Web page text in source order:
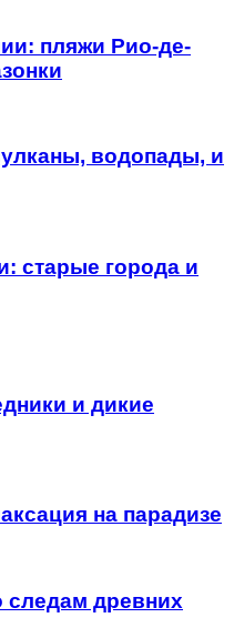
пляжи Рио-де-
водопады, и
старые города и
и дикие
на парадизе
следам древних